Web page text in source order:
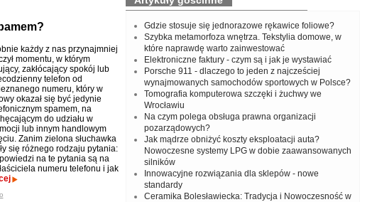
każdy z nas przynajmniej
momentu, w którym
zakłócający spokój lub
telefon od
numeru, który w
okazał się być jedynie
spamem, na
do udziału w
lub innym handlowym
Zanim zielona słuchawka
się różnego rodzaju pytania:
na te pytania są na
numeru telefonu i jak
Gdzie stosuje się jednorazowe rękawice foliowe?
Szybka metamorfoza wnętrza. Tekstylia domowe, w
które naprawdę warto zainwestować
Elektroniczne faktury - czym są i jak je wystawiać
Porsche 911 - dlaczego to jeden z najcześciej
wynajmowanych samochodów sportowych w Polsce?
Tomografia komputerowa szczęki i żuchwy we
Wrocławiu
Na czym polega obsługa prawna organizacji
pozarządowych?
Jak mądrze obniżyć koszty eksploatacji auta?
Nowoczesne systemy LPG w dobie zaawansowanych
silników
Innowacyjne rozwiązania dla sklepów - nowe
standardy
Ceramika Bolesławiecka: Tradycja i Nowoczesność w